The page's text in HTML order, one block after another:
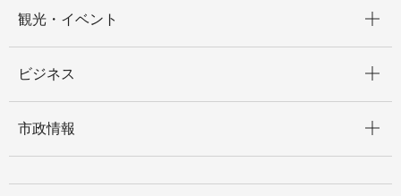
観光・イベント
ビジネス
市政情報